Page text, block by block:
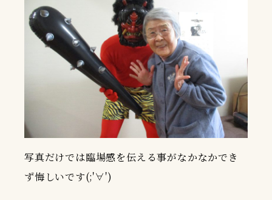
写真だけでは臨場感を伝える事がなかなかでき
ず悔しいです(;'∀')